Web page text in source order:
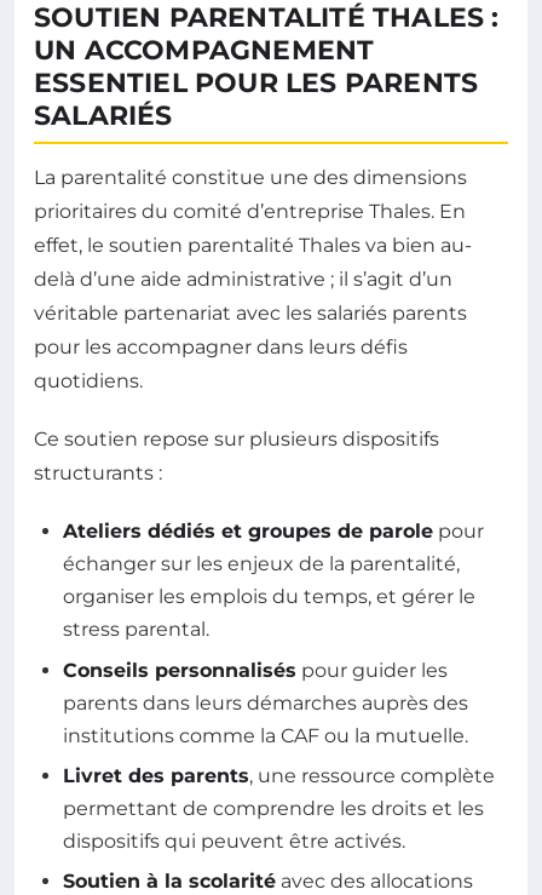
SOUTIEN PARENTALITÉ THALES :
UN ACCOMPAGNEMENT
ESSENTIEL POUR LES PARENTS
SALARIÉS
La parentalité constitue une des dimensions
prioritaires du comité d’entreprise Thales. En
effet, le soutien parentalité Thales va bien au-
delà d’une aide administrative ; il s’agit d’un
véritable partenariat avec les salariés parents
pour les accompagner dans leurs défis
quotidiens.
Ce soutien repose sur plusieurs dispositifs
structurants :
Ateliers dédiés et groupes de parole pour
échanger sur les enjeux de la parentalité,
organiser les emplois du temps, et gérer le
stress parental.
Conseils personnalisés pour guider les
parents dans leurs démarches auprès des
institutions comme la CAF ou la mutuelle.
Livret des parents, une ressource complète
permettant de comprendre les droits et les
dispositifs qui peuvent être activés.
Soutien à la scolarité avec des allocations